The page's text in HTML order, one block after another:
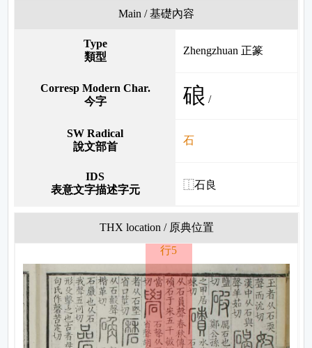
Main / 基礎內容
Type
類型
Zhengzhuan 正篆
Corresp Modern Char.
今字
硠 /
SW Radical
說文部首
石
IDS
表意文字描述字元
⿰石良
THX location / 原典位置
行5